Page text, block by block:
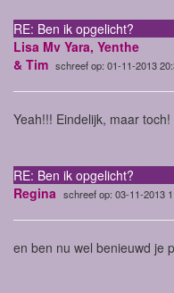
RE: Ben ik opgelicht?
Lisa Mv Yara, Yenthe
& Tim schreef op: 01-11-2013
Yeah!!! Eindelijk, maar toch!
RE: Ben ik opgelicht?
Regina schreef op: 03-11-2013
en ben nu wel benieuwd je